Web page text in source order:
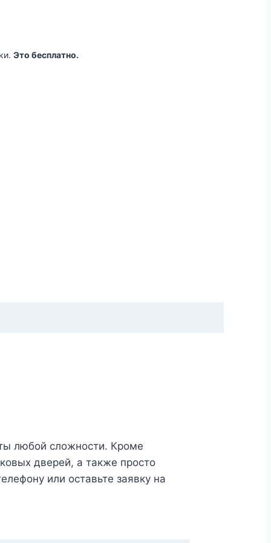
Это бесплатно.
любой сложности. Кроме
дверей, а также просто
или оставьте заявку на